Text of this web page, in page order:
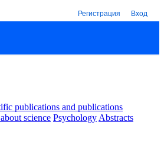
Регистрация Вход
publications and publications
science Psychology Abstracts